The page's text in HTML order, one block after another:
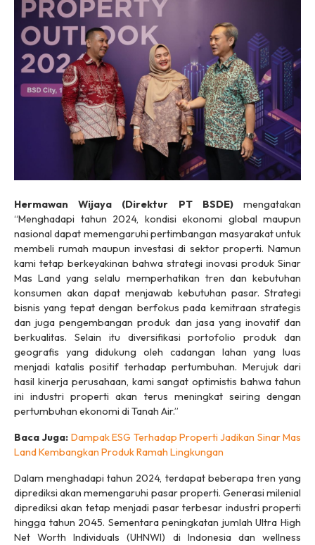
Hermawan Wijaya (Direktur PT BSDE)mengatakan
“Menghadapi tahun 2024, kondisi ekonomi global maupun
nasional dapat memengaruhi pertimbangan masyarakat untuk
membeli rumah maupun investasi di sektor properti. Namun
kami tetap berkeyakinan bahwa strategi inovasi produk Sinar
Mas Land yang selalu memperhatikan tren dan kebutuhan
konsumen akan dapat menjawab kebutuhan pasar. Strategi
bisnis yang tepat dengan berfokus pada kemitraan strategis
dan juga pengembangan produk dan jasa yang inovatif dan
berkualitas. Selain itu diversifikasi portofolio produk dan
geografis yang didukung oleh cadangan lahan yang luas
menjadi katalis positif terhadap pertumbuhan. Merujuk dari
hasil kinerja perusahaan, kami sangat optimistis bahwa tahun
ini industri properti akan terus meningkat seiring dengan
pertumbuhan ekonomi di Tanah Air.”
Baca Juga: Dampak ESG Terhadap Properti Jadikan Sinar Mas
Land Kembangkan Produk Ramah Lingkungan
Dalam menghadapi tahun 2024, terdapat beberapa tren yang
diprediksi akan memengaruhi pasar properti. Generasi milenial
diprediksi akan tetap menjadi pasar terbesar industri properti
hingga tahun 2045. Sementara peningkatan jumlah Ultra High
Net Worth Individuals (UHNWI) di Indonesia dan wellness